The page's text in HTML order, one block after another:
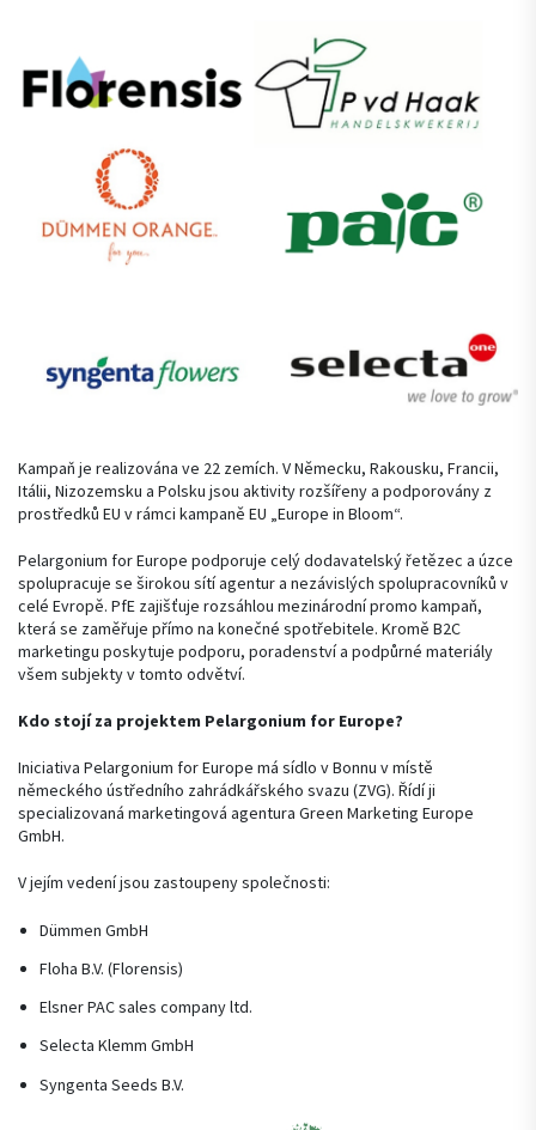
Kampaň je realizována ve 22 zemích. V Německu, Rakousku, Francii,
Itálii, Nizozemsku a Polsku jsou aktivity rozšířeny a podporovány z
prostředků EU v rámci kampaně EU „Europe in Bloom“.
Pelargonium for Europe podporuje celý dodavatelský řetězec a úzce
spolupracuje se širokou sítí agentur a nezávislých spolupracovníků v
celé Evropě. PfE zajišťuje rozsáhlou mezinárodní promo kampaň,
která se zaměřuje přímo na konečné spotřebitele. Kromě B2C
marketingu poskytuje podporu, poradenství a podpůrné materiály
všem subjekty v tomto odvětví.
Kdo stojí za projektem Pelargonium for Europe?
Iniciativa Pelargonium for Europe má sídlo v Bonnu v místě
německého ústředního zahrádkářského svazu (ZVG). Řídí ji
specializovaná marketingová agentura Green Marketing Europe
GmbH.
V jejím vedení jsou zastoupeny společnosti:
Dümmen GmbH
Floha B.V. (Florensis)
Elsner PAC sales company ltd.
Selecta Klemm GmbH
Syngenta Seeds B.V.